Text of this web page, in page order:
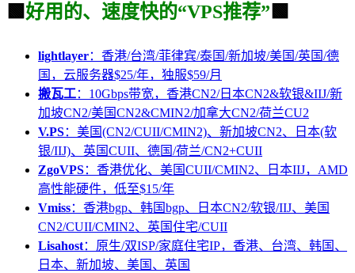
🟩 好用的、速度快的“VPS推荐” 🟩
lightlayer：香港/台湾/菲律宾/泰国/新加坡/美国/英国/德
国，云服务器$25/年，独服$59/月
搬瓦工：10Gbps带宽，香港CN2/日本CN2&软银&IIJ/新
加坡CN2/美国CN2&CMIN2/加拿大CN2/荷兰CU2
V.PS：美国(CN2/CUII/CMIN2)、新加坡CN2、日本(软
银/IIJ)、英国CUII、德国/荷兰/CN2+CUII
ZgoVPS：香港优化、美国CUII/CMIN2、日本IIJ，AMD
高性能硬件，低至$15/年
Vmiss：香港bgp、韩国bgp、日本CN2/软银/IIJ、美国
CN2/CUII/CMIN2、英国住宅/CUII
Lisahost：原生/双ISP/家庭住宅IP，香港、台湾、韩国、
日本、新加坡、美国、英国